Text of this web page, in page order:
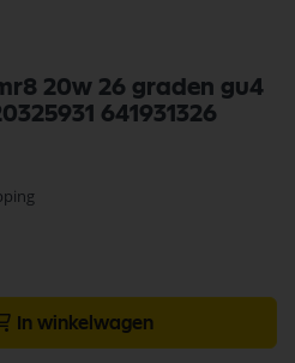
20w 26 graden gu4
641931326
In winkelwagen